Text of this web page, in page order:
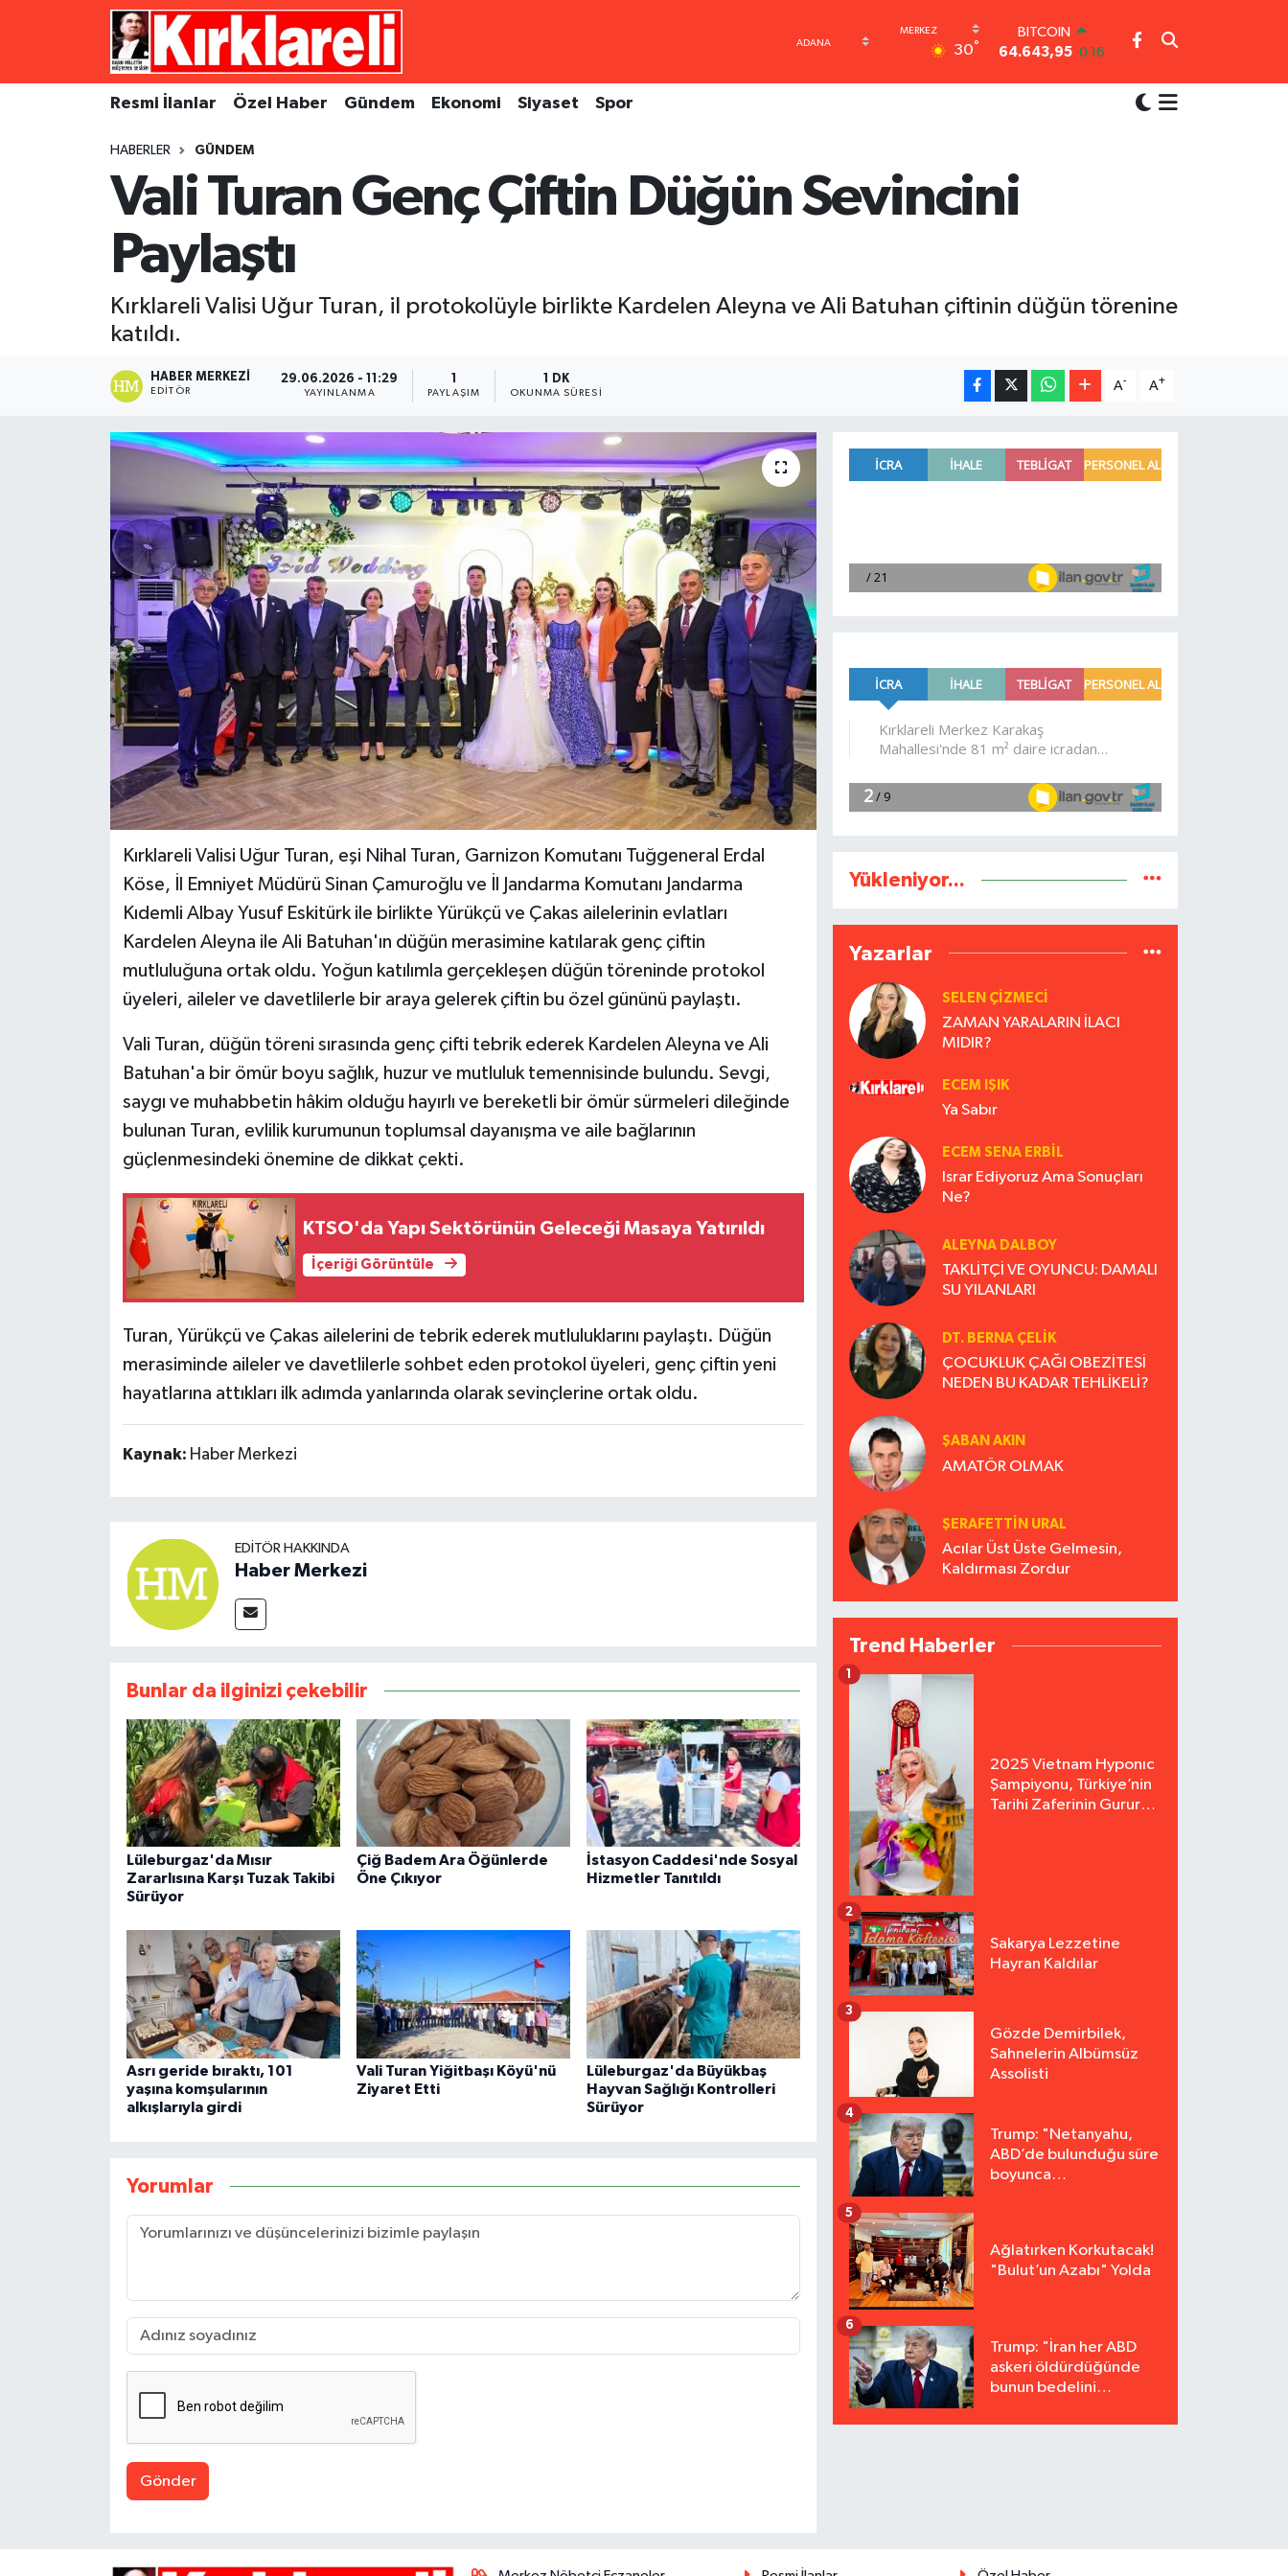
30°
BITCOIN
64.643,95 0.16
64,2398
6500.87
Resmi İlanlar Özel Haber Gündem Ekonomi Siyaset Spor
HABERLER GÜNDEM
Vali Turan Genç Çiftin Düğün Sevincini
Paylaştı
Kırklareli Valisi Uğur Turan, il protokolüyle birlikte Kardelen Aleyna ve Ali Batuhan çiftinin düğün törenine
katıldı.
HABER MERKEZI
EDITÖR
29.06.2026 - 11:29
YAYINLANMA PAYLAŞIM
1 DK
OKUNMA SÜRESI
A- A+
Kırklareli Valisi Uğur Turan, eşi Nihal Turan, Garnizon Komutanı Tuğgeneral Erdal
Köse, İl Emniyet Müdürü Sinan Çamuroğlu ve İl Jandarma Komutanı Jandarma
Kıdemli Albay Yusuf Eskitürk ile birlikte Yürükçü ve Çakas ailelerinin evlatları
Kardelen Aleyna ile Ali Batuhan'ın düğün merasimine katılarak genç çiftin
mutluluğuna ortak oldu. Yoğun katılımla gerçekleşen düğün töreninde protokol
üyeleri, aileler ve davetlilerle bir araya gelerek çiftin bu özel gününü paylaştı.
Vali Turan, düğün töreni sırasında genç çifti tebrik ederek Kardelen Aleyna ve Ali
Batuhan'a bir ömür boyu sağlık, huzur ve mutluluk temennisinde bulundu. Sevgi,
saygı ve muhabbetin hâkim olduğu hayırlı ve bereketli bir ömür sürmeleri dileğinde
bulunan Turan, evlilik kurumunun toplumsal dayanışma ve aile bağlarının
güçlenmesindeki önemine de dikkat çekti.
KTSO'da Yapı Sektörünün Geleceği Masaya Yatırıldı
İçeriği Görüntüle
Turan, Yürükçü ve Çakas ailelerini de tebrik ederek mutluluklarını paylaştı. Düğün
merasiminde aileler ve davetlilerle sohbet eden protokol üyeleri, genç çiftin yeni
hayatlarına attıkları ilk adımda yanlarında olarak sevinçlerine ortak oldu.
Kaynak: Haber Merkezi
EDITÖR HAKKINDA
Haber Merkezi
Bunlar da ilginizi çekebilir
Lüleburgaz'da Mısır
Zararlısına Karşı Tuzak Takibi
Sürüyor
Çiğ Badem Ara Öğünlerde
Öne Çıkıyor
İstasyon Caddesi'nde Sosyal
Hizmetler Tanıtıldı
Asrı geride bıraktı, 101
yaşına komşularının
alkışlarıyla girdi
Vali Turan Yiğitbaşı Köyü'nü
Ziyaret Etti
Lüleburgaz'da Büyükbaş
Hayvan Sağlığı Kontrolleri
Sürüyor
Yorumlar
Gönder
Yükleniyor...
Yazarlar
SELEN ÇİZMECİ
ZAMAN YARALARIN İLACI
MIDIR?
ECEM IŞIK
Ya Sabır
ECEM SENA ERBIL
Israr Ediyoruz Ama Sonuçları
Ne?
ALEYNA DALBOY
TAKLİTÇİ VE OYUNCU: DAMALI
SU YILANLARI
DT. BERNA ÇELIK
ÇOCUKLUK ÇAĞI OBEZİTESİ
NEDEN BU KADAR TEHLİKELİ?
ŞABAN AKIN
AMATÖR OLMAK
ŞERAFETTIN URAL
Acılar Üst Üste Gelmesin,
Kaldırması Zordur
Trend Haberler
2025 Vietnam Hyponıc
Şampiyonu, Türkiye’nin
Tarihi Zaferinin Gururu
1
Sakarya Lezzetine
Hayran Kaldılar
2
Gözde Demirbilek,
Sahnelerin Albümsüz
Assolisti
3
Trump: "Netanyahu,
ABD’de bulunduğu süre
boyunca
4
Ağlatırken Korkutacak!
"Bulut’un Azabı" Yolda
5
Trump: "İran her ABD
askeri öldürdüğünde
bunun bedelini
6
Resmi İlanlar
Kültür Sanat
Magazin
Gizlilik Sözleşmesi
Merkez Nöbetçi Eczaneler
Merkez Trafik Yoğunluk Haritası
Süper Lig Puan Durumu ve Fikstür
Tüm Manşetler
Son Dakika Haberleri